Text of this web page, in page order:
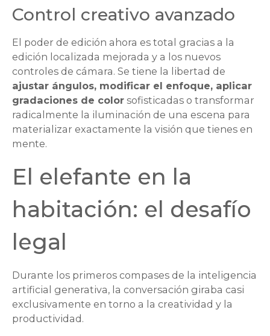
Control creativo avanzado
El poder de edición ahora es total gracias a la
edición localizada mejorada y a los nuevos
controles de cámara. Se tiene la libertad de
ajustar ángulos, modificar el enfoque, aplicar
gradaciones de color sofisticadas o transformar
radicalmente la iluminación de una escena para
materializar exactamente la visión que tienes en
mente.
El elefante en la
habitación: el desafío
legal
Durante los primeros compases de la inteligencia
artificial generativa, la conversación giraba casi
exclusivamente en torno a la creatividad y la
productividad.